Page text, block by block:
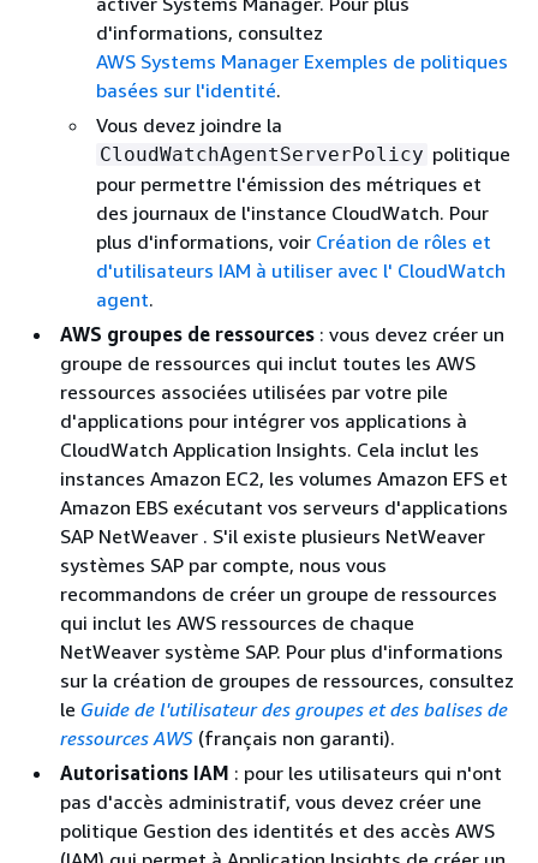
d'informations, consultez
AWS Systems Manager Exemples de politiques
basées sur l'identité.
Vous devez joindre la
CloudWatchAgentServerPolicy politique
pour permettre l'émission des métriques et
des journaux de l'instance CloudWatch. Pour
plus d'informations, voir Création de rôles et
d'utilisateurs IAM à utiliser avec l' CloudWatch
agent.
AWS groupes de ressources : vous devez créer un
groupe de ressources qui inclut toutes les AWS
ressources associées utilisées par votre pile
d'applications pour intégrer vos applications à
CloudWatch Application Insights. Cela inclut les
instances Amazon EC2, les volumes Amazon EFS et
Amazon EBS exécutant vos serveurs d'applications
SAP NetWeaver . S'il existe plusieurs NetWeaver
systèmes SAP par compte, nous vous
recommandons de créer un groupe de ressources
qui inclut les AWS ressources de chaque
NetWeaver système SAP. Pour plus d'informations
sur la création de groupes de ressources, consultez
le Guide de l'utilisateur des groupes et des balises de
ressources AWS (français non garanti).
Autorisations IAM : pour les utilisateurs qui n'ont
pas d'accès administratif, vous devez créer une
politique Gestion des identités et des accès AWS